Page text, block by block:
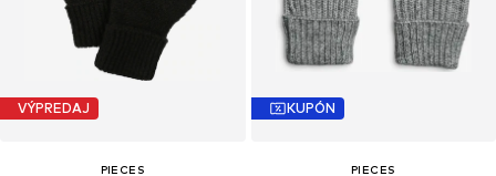
VÝPREDAJ
PIECES
KUPÓN
PIECES